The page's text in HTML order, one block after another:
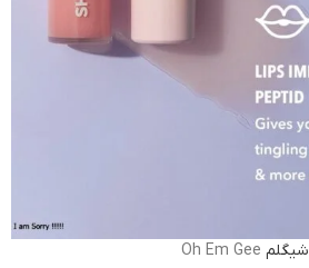
شیگلم